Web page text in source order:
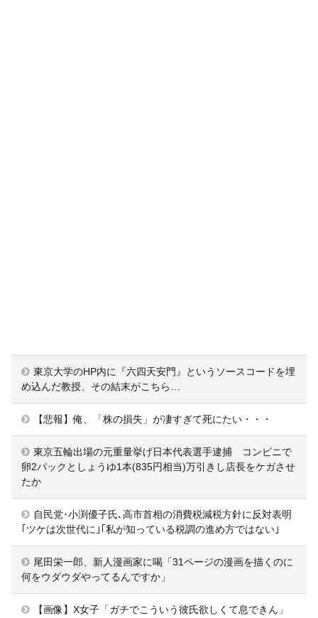
東京大学のHP内に『六四天安門』というソースコードを埋
め込んだ教授、その結末がこちら…
【悲報】俺、「株の損失」が凄すぎて死にたい・・・
東京五輪出場の元重量挙げ日本代表選手逮捕 コンビニで
卵2パックとしょうゆ1本(835円相当)万引きし店長をケガさせ
たか
自民党･小渕優子氏､高市首相の消費税減税方針に反対表明
｢ツケは次世代に｣｢私が知っている税調の進め方ではない｣
尾田栄一郎、新人漫画家に喝「31ページの漫画を描くのに
何をウダウダやってるんですか」
【画像】X女子「ガチでこういう彼氏欲しくて息できん」